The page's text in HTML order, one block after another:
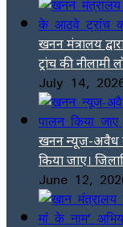
खनन मंत्रालय
ट्रांच की नीलामी
July 14,
खनन न्यूज-अवैध
किया जाए।
June 12,